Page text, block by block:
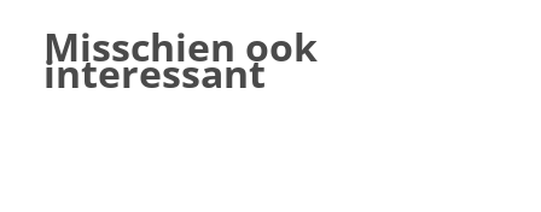
Misschien ook
interessant